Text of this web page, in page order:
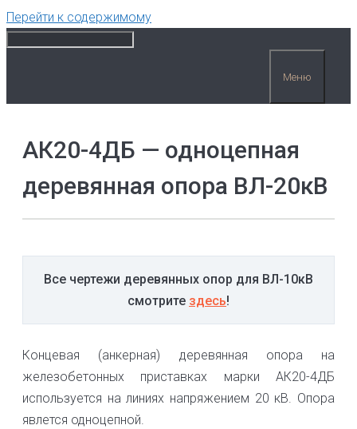
Перейти к содержимому
Меню
АК20-4ДБ — одноцепная
деревянная опора ВЛ-20кВ
Все чертежи деревянных опор для ВЛ-10кВ
смотрите здесь!
Концевая (анкерная) деревянная опора на
железобетонных приставках марки АК20-4ДБ
используется на линиях напряжением 20 кВ. Опора
явлется одноцепной.